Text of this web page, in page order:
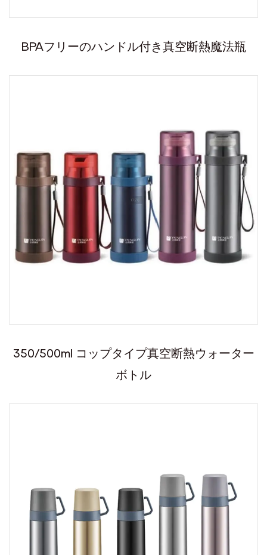
BPAフリーのハンドル付き真空断熱魔法瓶
350/500ml コップタイプ真空断熱ウォーター
ボトル